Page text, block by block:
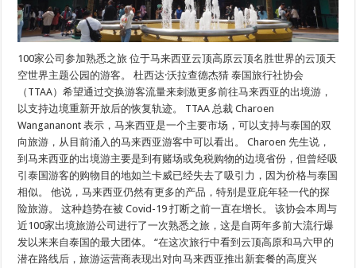
100家公司参加熟悉之旅 位于马来西亚云顶高原云顶名胜世界的云顶天
空世界主题公园的游客。 杜西达·沃拉查德杰猜 泰国旅行社协会
（TTAA）希望通过交换游客流量来刺激更多前往马来西亚的出境游，
以支持边境重新开放后的恢复轨迹。 TTAA 总裁 Charoen
Wangananont 表示，马来西亚是一个主要市场，可以支持与泰国的双
向旅游，从目前涌入的马来西亚游客中可以看出。 Charoen 先生说，
到马来西亚的出境游主要是到有赌场或免税购物的边境省份，但曾经吸
引泰国游客的购物目的地如兰卡威已经失去了吸引力，因为价格与泰国
相似。 他说，马来西亚仍然有更多的产品，特别是亚庇年轻一代的探
险旅游。 这种趋势在被 Covid-19 打断之前一直在增长。 该协会本周与
近100家出境旅游公司进行了一次熟悉之旅，这是自两年多前大流行爆
发以来来自泰国的最大团体。 “在这次旅行中看到云顶高原和马六甲的
潜在路线后，旅游运营商表现出对向马来西亚推出新套餐的高度兴